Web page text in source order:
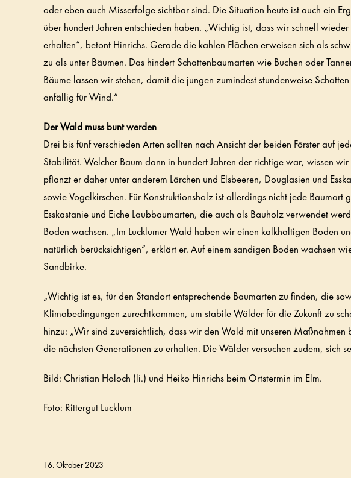
oder eben auch Misserfolge sichtbar sind. Die Situation heute ist auch ein
über hundert Jahren entschieden haben. „Wichtig ist, dass wir schnell
erhalten“, betont Hinrichs. Gerade die kahlen Flächen erweisen sich als
zu als unter Bäumen. Das hindert Schattenbaumarten wie Buchen oder
Bäume lassen wir stehen, damit die jungen zumindest stundenweise
anfällig für Wind.“
Der Wald muss bunt werden
Drei bis fünf verschieden Arten sollten nach Ansicht der beiden Förster auf
Stabilität. Welcher Baum dann in hundert Jahren der richtige war, wissen
pflanzt er daher unter anderem Lärchen und Elsbeeren, Douglasien und
sowie Vogelkirschen. Für Konstruktionsholz ist allerdings nicht jede
Esskastanie und Eiche Laubbaumarten, die auch als Bauholz verwendet
Boden wachsen. „Im Lucklumer Wald haben wir einen kalkhaltigen Boden
natürlich berücksichtigen“, erklärt er. Auf einem sandigen Boden wachsen
Sandbirke.
„Wichtig ist es, für den Standort entsprechende Baumarten zu finden, die
Klimabedingungen zurechtkommen, um stabile Wälder für die Zukunft zu
hinzu: „Wir sind zuversichtlich, dass wir den Wald mit unseren Maßnahmen
die nächsten Generationen zu erhalten. Die Wälder versuchen zudem, sich
Bild: Christian Holoch (li.) und Heiko Hinrichs beim Ortstermin im Elm.
Foto: Rittergut Lucklum
16. Oktober 2023